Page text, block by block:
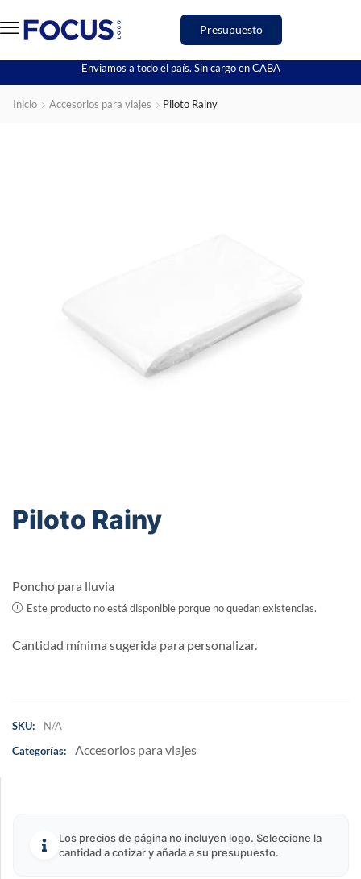
Presupuesto
Enviamos a todo el país. Sin cargo en CABA
Inicio Accesorios para viajes Piloto Rainy
Piloto Rainy
Poncho para lluvia
Este producto no está disponible porque no quedan existencias.
Cantidad mínima sugerida para personalizar.
SKU:
N/A
Categorías:
Accesorios para viajes
Los precios de página no incluyen logo. Seleccione la
cantidad a cotizar y añada a su presupuesto.